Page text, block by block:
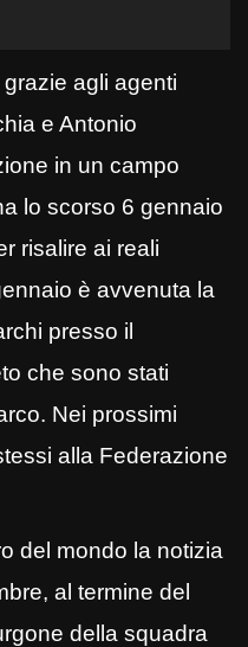
agli agenti
e Antonio
in un campo
lo scorso 6 gennaio
risalire ai reali
è avvenuta la
presso il
che sono stati
Nei prossimi
alla Federazione
del mondo la notizia
al termine del
della squadra